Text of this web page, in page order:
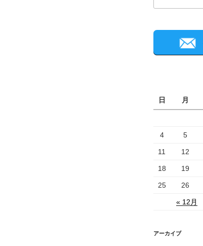
日
月
« 12月
4 5
11 12
18 19
25 26
アーカイブ